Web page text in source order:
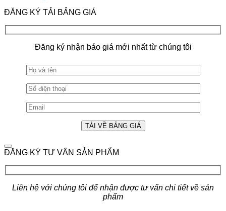
ĐĂNG KÝ TẢI BẢNG GIÁ
Đăng ký nhận báo giá mới nhất từ chúng tôi
ĐĂNG KÝ TƯ VẤN SẢN PHẨM
Liên hệ với chúng tôi để nhận được tư vấn chi tiết về sản
phẩm